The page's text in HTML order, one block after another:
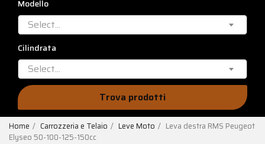
Modello
Select...
Cilindrata
Select...
Trova prodotti
Home Carrozzeria e Telaio Leve Moto
Leva destra RMS Peugeot
Elyseo 50-100-125-150cc